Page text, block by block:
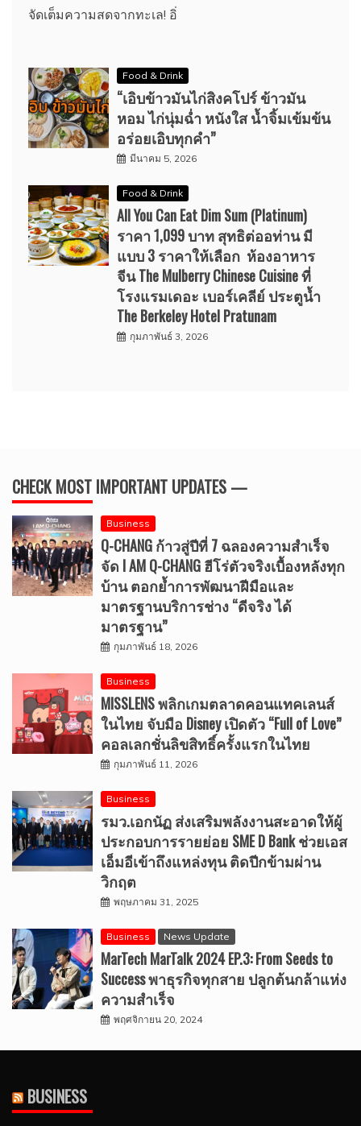
จัดเต็มความสดจากทะเล! อิ่
Food & Drink
“เอิบข้าวมันไก่สิงคโปร์ ข้าวมัน
หอม ไก่นุ่มฉ่ำ หนังใส น้ำจิ้มเข้มข้น
อร่อยเอิบทุกคำ”
มีนาคม 5, 2026
Food & Drink
All You Can Eat Dim Sum (Platinum)
ราคา 1,099 บาท สุทธิต่ออท่าน มี
แบบ 3 ราคาให้เลือก ห้องอาหาร
จีน The Mulberry Chinese Cuisine ที่
โรงแรมเดอะ เบอร์เคลีย์ ประตูน้ำ
The Berkeley Hotel Pratunam
กุมภาพันธ์ 3, 2026
CHECK MOST IMPORTANT UPDATES —
Business
Q-CHANG ก้าวสู่ปีที่ 7 ฉลองความสำเร็จ
จัด I AM Q-CHANG ฮีโร่ตัวจริงเบื้องหลังทุก
บ้าน ตอกย้ำการพัฒนาฝีมือและ
มาตรฐานบริการช่าง “ดีจริง ได้
มาตรฐาน”
กุมภาพันธ์ 18, 2026
Business
MISSLENS พลิกเกมตลาดคอนแทคเลนส์
ในไทย จับมือ Disney เปิดตัว “Full of Love”
คอลเลกชั่นลิขสิทธิ์ครั้งแรกในไทย
กุมภาพันธ์ 11, 2026
Business
รมว.เอกนัฏ ส่งเสริมพลังงานสะอาดให้ผู้
ประกอบการรายย่อย SME D Bank ช่วยเอส
เอ็มอีเข้าถึงแหล่งทุน ติดปีกข้ามผ่าน
วิกฤต
พฤษภาคม 31, 2025
Business News Update
MarTech MarTalk 2024 EP.3: From Seeds to
Success พาธุรกิจทุกสาย ปลูกต้นกล้าแห่ง
ความสำเร็จ
พฤศจิกายน 20, 2024
BUSINESS